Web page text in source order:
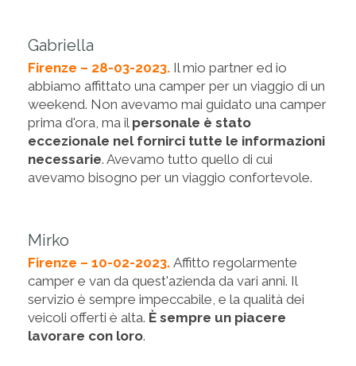
Gabriella
Firenze – 28-03-2023. Il mio partner ed io
abbiamo affittato una camper per un viaggio di un
weekend. Non avevamo mai guidato una camper
prima d'ora, ma il personale è stato
eccezionale nel fornirci tutte le informazioni
necessarie. Avevamo tutto quello di cui
avevamo bisogno per un viaggio confortevole.
Mirko
Firenze – 10-02-2023. Affitto regolarmente
camper e van da quest'azienda da vari anni. Il
servizio è sempre impeccabile, e la qualità dei
veicoli offerti è alta. È sempre un piacere
lavorare con loro.